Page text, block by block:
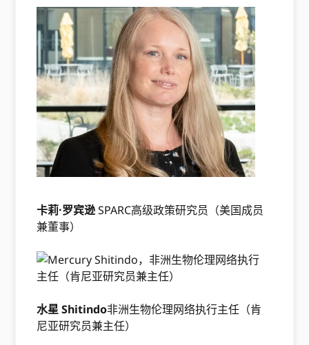
卡莉·罗宾逊SPARC高级政策研究员（美国成员
兼董事）
水星 Shitindo非洲生物伦理网络执行主任（肯
尼亚研究员兼主任）